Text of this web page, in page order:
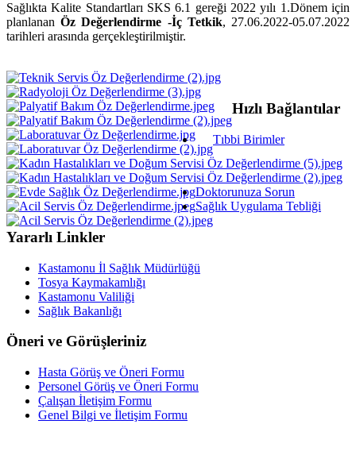
Sağlıkta Kalite Standartları SKS 6.1 gereği 2022 yılı 1.Dönem için
planlananÖz Değerlendirme -İç Tetkik, 27.06.2022-05.07.2022
tarihleri arasında gerçekleştirilmiştir.
Hızlı Bağlantılar
Tıbbi Birimler
Doktorunuza Sorun
Sağlık Uygulama Tebliği
Yararlı Linkler
Kastamonu İl Sağlık Müdürlüğü
Tosya Kaymakamlığı
Kastamonu Valiliği
Sağlık Bakanlığı
Öneri ve Görüşleriniz
Hasta Görüş ve Öneri Formu
Personel Görüş ve Öneri Formu
Çalışan İletişim Formu
Genel Bilgi ve İletişim Formu